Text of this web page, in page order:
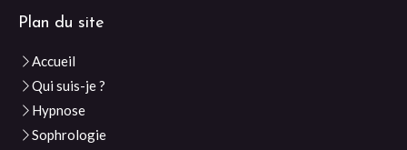
Plan du site
Accueil
Qui suis-je ?
Hypnose
Sophrologie